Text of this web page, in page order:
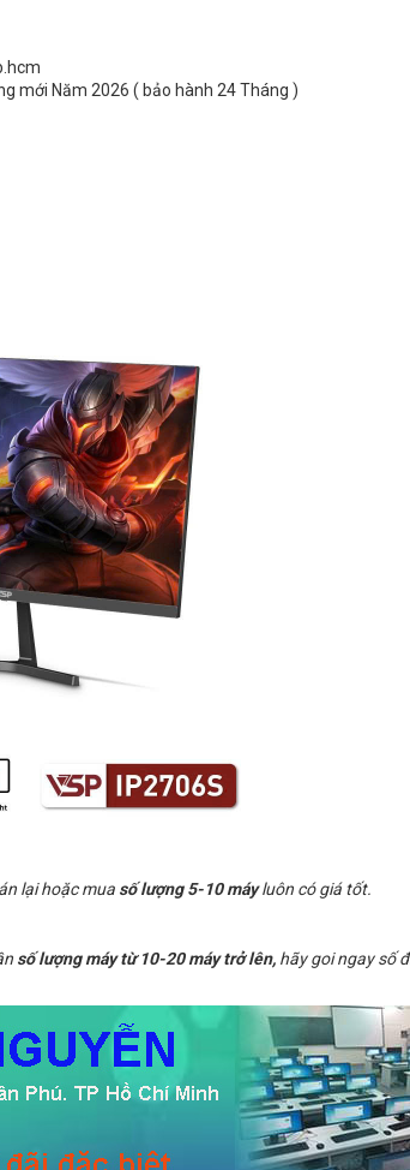
mới Năm 2026 ( bảo hành 24 Tháng )
lại hoặc mua số lượng 5-10 máyluôn có giá tốt.
số lượng máy từ 10-20 máy trở lên, hãy goi ngay số